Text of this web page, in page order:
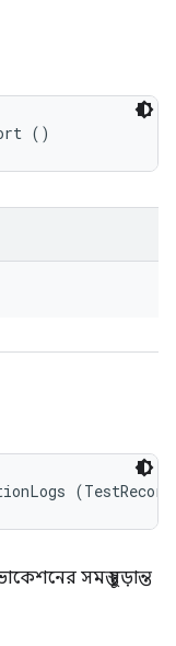
()
সমস্ত চূড়ান্ত